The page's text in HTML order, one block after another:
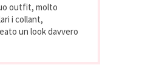
outfit, molto
i collant,
un look davvero